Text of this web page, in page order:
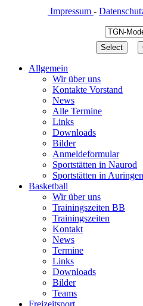
Impressum -
Allgemein
Wir über uns
Kontakte Vorstand
News
Alle Termine
Links
Downloads
Bilder
Anmeldeformular
Sportstätten in Naurod
Sportstätten in Auringen
Basketball
Wir über uns
Trainingszeiten BB
Trainingszeiten
Kontakt
News
Termine
Links
Downloads
Bilder
Teams
Freizeitsport